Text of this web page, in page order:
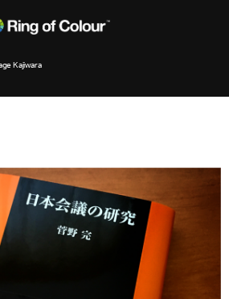
Kajiwara